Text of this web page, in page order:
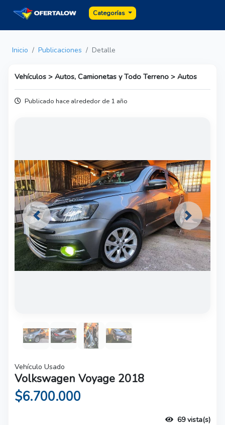
Categorías
Inicio Publicaciones Detalle
Vehículos > Autos, Camionetas y Todo Terreno > Autos
Publicado hace alrededor de 1 año
Previous Next
Vehículo Usado
Volkswagen Voyage 2018
$6.700.000
69 vista(s)